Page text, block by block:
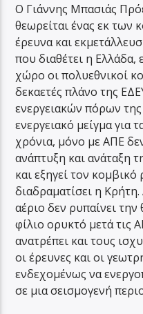
Ο Γιάννης Μπασιάς
θεωρείται ένας εκ
έρευνα και
που διαθέτει η Ελλάδα,
χώρο οι πολυεθνικοί
δεκαετές πλάνο της
ενεργειακών πόρων της
ενεργειακό μείγμα για
χρόνια, μόνο με ΑΠΕ
ανάπτυξη και ανάταξη
και εξηγεί τον
διαδραματίσει η Κρήτη.
αέριο δεν ρυπαίνει την
φίλιο ορυκτό μετά τις
ανατρέπει και τους
οι έρευνες και οι
ενδεχομένως να
σε μια σεισμογενή